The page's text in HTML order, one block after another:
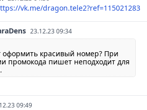
vk.me/dragon.tele2?ref=115021283
23.12.23 09:34
оформить красивый номер? При
промокода пишет неподходит для
09:49